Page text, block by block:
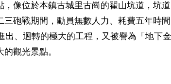
，像位於本鎮古城里古崗的翟山坑道，坑
三砲戰期間，動員無數人力、耗費五年時
出、迴轉的極大的工程，又被譽為「地下
觀光景點。